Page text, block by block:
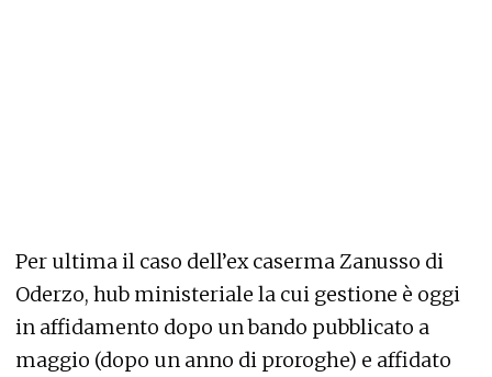
Per ultima il caso dell’ex caserma Zanusso di
Oderzo, hub ministeriale la cui gestione è oggi
in affidamento dopo un bando pubblicato a
maggio (dopo un anno di proroghe) e affidato